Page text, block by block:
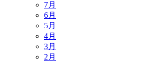
7月
6月
5月
4月
3月
2月